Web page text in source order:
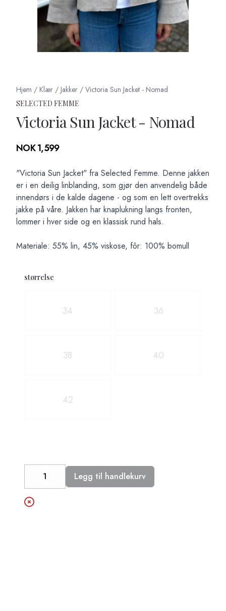
Hjem / Klær / Jakker / Victoria Sun Jacket - Nomad
SELECTED FEMME
Victoria Sun Jacket - Nomad
Produktdetaljer
NOK 1,599
Description
"Victoria Sun Jacket" fra Selected Femme. Denne jakken
er i en deilig linblanding, som gjør den anvendelig både
innendørs i de kalde dagene - og som en lett overtrekks
jakke på våre. Jakken har knaplukning langs fronten,
lommer i hver side og en klassisk rund hals.
Materiale: 55% lin, 45% viskose, fôr: 100% bomull
størrelse
34 36
38 40
42
DecreaseIncreaseLegg til handlekurv